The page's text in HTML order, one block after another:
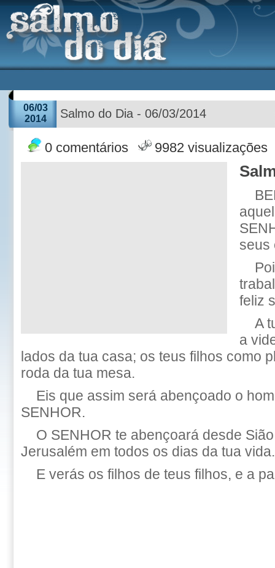
06/03
2014
Salmo do Dia - 06/03/2014
0 comentários 9982 visualizações
seus
feliz
A
a
lados da tua casa; os teus filhos como
roda da tua mesa.
Eis que assim será abençoado o
SENHOR.
O SENHOR te abençoará desde
Jerusalém em todos os dias da tua vida.
E verás os filhos de teus filhos, e a